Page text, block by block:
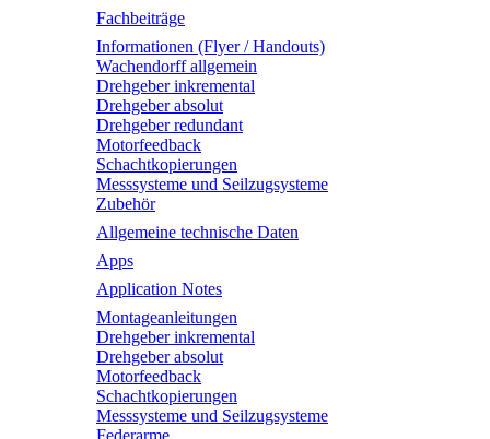
Fachbeiträge
Informationen (Flyer / Handouts)
Wachendorff allgemein
Drehgeber inkremental
Drehgeber absolut
Drehgeber redundant
Motorfeedback
Schachtkopierungen
Messsysteme und Seilzugsysteme
Zubehör
Allgemeine technische Daten
Apps
Application Notes
Montageanleitungen
Drehgeber inkremental
Drehgeber absolut
Motorfeedback
Schachtkopierungen
Messsysteme und Seilzugsysteme
Federarme